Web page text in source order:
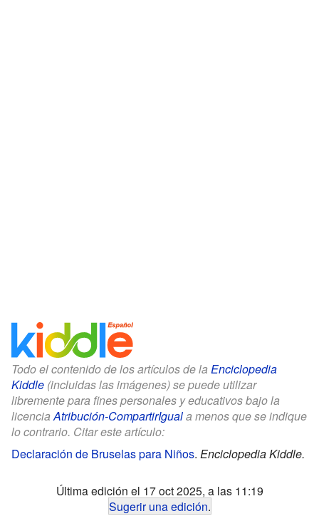
Todo el contenido de los artículos de la Enciclopedia
Kiddle (incluidas las imágenes) se puede utilizar
libremente para fines personales y educativos bajo la
licenciaAtribución-CompartirIguala menos que se indique
lo contrario. Citar este artículo:
Declaración de Bruselas para Niños. Enciclopedia Kiddle.
Última edición el 17 oct 2025, a las 11:19
Sugerir una edición.